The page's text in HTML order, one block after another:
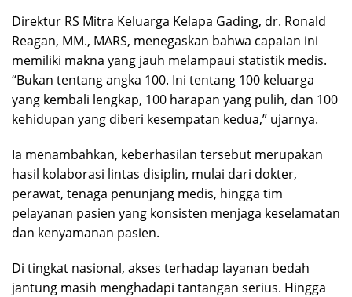
Direktur RS Mitra Keluarga Kelapa Gading, dr. Ronald
Reagan, MM., MARS, menegaskan bahwa capaian ini
memiliki makna yang jauh melampaui statistik medis.
“Bukan tentang angka 100. Ini tentang 100 keluarga
yang kembali lengkap, 100 harapan yang pulih, dan 100
kehidupan yang diberi kesempatan kedua,” ujarnya.
Ia menambahkan, keberhasilan tersebut merupakan
hasil kolaborasi lintas disiplin, mulai dari dokter,
perawat, tenaga penunjang medis, hingga tim
pelayanan pasien yang konsisten menjaga keselamatan
dan kenyamanan pasien.
Di tingkat nasional, akses terhadap layanan bedah
jantung masih menghadapi tantangan serius. Hingga